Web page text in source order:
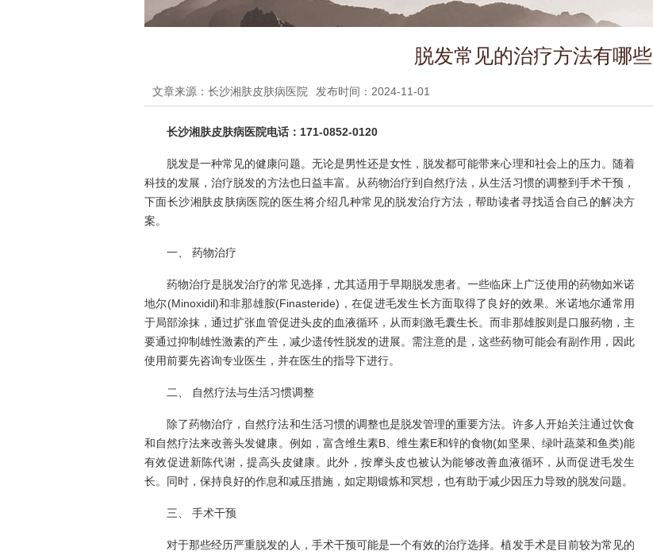
脱发常见的治疗方法有哪些
文章来源：长沙湘肤皮肤病医院 发布时间：2024-11-01
长沙湘肤皮肤病医院电话：171-0852-0120
脱发是一种常见的健康问题。无论是男性还是女性，脱发都可能带来心理和社会上的压力。随着
科技的发展，治疗脱发的方法也日益丰富。从药物治疗到自然疗法，从生活习惯的调整到手术干预，
下面长沙湘肤皮肤病医院的医生将介绍几种常见的脱发治疗方法，帮助读者寻找适合自己的解决方
案。
一、 药物治疗
药物治疗是脱发治疗的常见选择，尤其适用于早期脱发患者。一些临床上广泛使用的药物如米诺
地尔(Minoxidil)和非那雄胺(Finasteride)，在促进毛发生长方面取得了良好的效果。米诺地尔通常用
于局部涂抹，通过扩张血管促进头皮的血液循环，从而刺激毛囊生长。而非那雄胺则是口服药物，主
要通过抑制雄性激素的产生，减少遗传性脱发的进展。需注意的是，这些药物可能会有副作用，因此
使用前要先咨询专业医生，并在医生的指导下进行。
二、 自然疗法与生活习惯调整
除了药物治疗，自然疗法和生活习惯的调整也是脱发管理的重要方法。许多人开始关注通过饮食
和自然疗法来改善头发健康。例如，富含维生素B、维生素E和锌的食物(如坚果、绿叶蔬菜和鱼类)能
有效促进新陈代谢，提高头皮健康。此外，按摩头皮也被认为能够改善血液循环，从而促进毛发生
长。同时，保持良好的作息和减压措施，如定期锻炼和冥想，也有助于减少因压力导致的脱发问题。
三、 手术干预
对于那些经历严重脱发的人，手术干预可能是一个有效的治疗选择。植发手术是目前较为常见的